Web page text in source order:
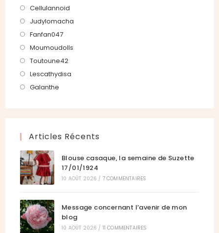
un
nouvel
onglet
dans
un
nouvel
onglet
Cellulannoid
dans
nouvel
Judylomacha
Fanfan047S’ouvre
dans
un
nouvel
Moumoudolls
Toutoune42S’ouvre
dans
Lescathydisa
Galanthe
onglet
Articles Récents
Blouse casaque, la semaine de Suzette
17/01/1924
10 AOÛT 2026 / 7 COMMENTAIRES
Message concernant l’avenir de mon
blog
10 AOÛT 2026 / 11 COMMENTAIRES